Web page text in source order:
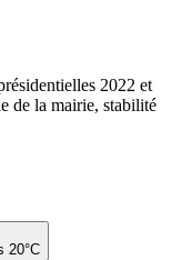
20°C
2022 et
de la mairie, stabilité